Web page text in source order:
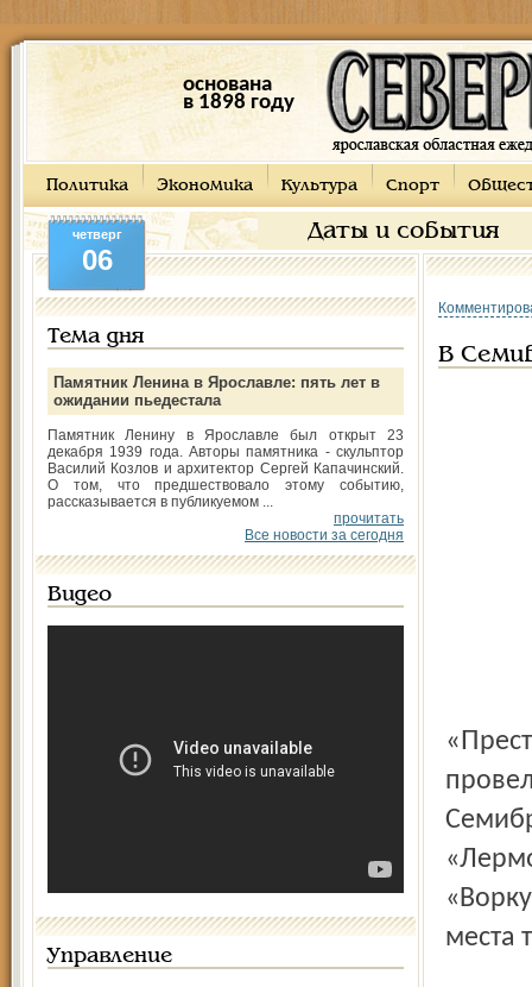
основана
в 1898 году
Политика Экономика Культура Спорт
Даты и события
четверг
06
Тема дня
Памятник Ленина в Ярославле: пять лет в
ожидании пьедестала
Памятник Ленину в Ярославле был открыт 23
декабря 1939 года. Авторы памятника - скульптор
Василий Козлов и архитектор Сергей Капачинский.
О том, что предшествовало этому событию,
рассказывается в публикуемом ...
прочитать
Все новости за сегодня
Видео
Управление
В
«Престольный день» Лермонтовки участники чтений
места